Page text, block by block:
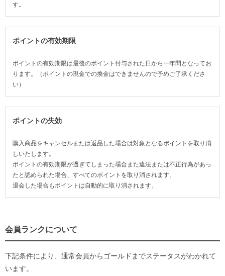
す。
ポイントの有効期限
ポイントの有効期限は最後のポイント付与された日から一年間となってお
ります。（ポイントの現金での換金はできませんので予めご了承くださ
い）
ポイントの失効
購入商品をキャンセルまたは返品した場合は対象となるポイントを取り消
しいたします。
ポイントの有効期限が過ぎてしまった場合また違法または不正行為があっ
たと認められた場合、すべてのポイントを取り消されます。
退会した場合もポイントは自動的に取り消されます。
会員ランクについて
下記条件により、通常会員からゴールドまでステータスがわかれて
います。